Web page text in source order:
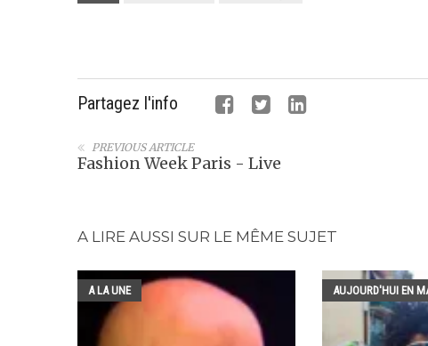
Partagez l'info
PREVIOUS ARTICLE
Fashion Week Paris - Live
A LIRE AUSSI SUR LE MÊME SUJET
A LA UNE AUJOURD'HUI EN